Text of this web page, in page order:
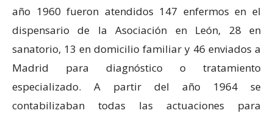
año 1960 fueron atendidos 147 enfermos en el
dispensario de la Asociación en León, 28 en
sanatorio, 13 en domicilio familiar y 46 enviados a
Madrid para diagnóstico o tratamiento
especializado. A partir del año 1964 se
contabilizaban todas las actuaciones para